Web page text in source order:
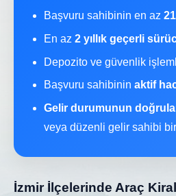
Başvuru sahibinin en az
En az 2 yıllık geçerli
Depozito ve güvenlik
Başvuru sahibinin aktif
Gelir durumunun
veya düzenli gelir sahibi
İzmir İlçelerinde Araç